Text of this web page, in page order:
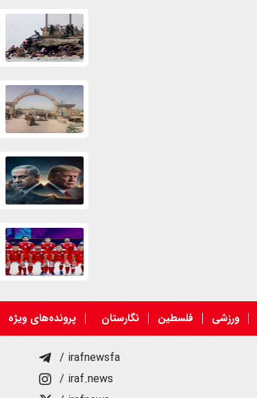
ورزشی فلسطین نگارستان پرونده‌های ویژه
/ irafnewsfa
/ iraf.news